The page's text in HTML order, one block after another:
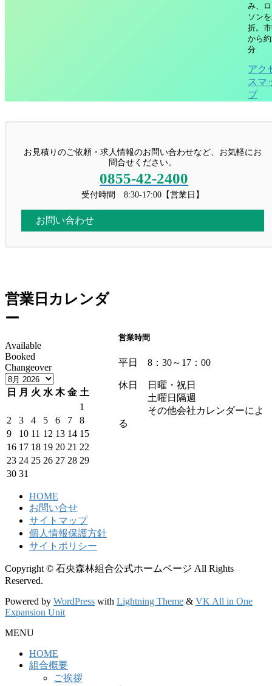
み、
ソン
折。
から
分
アク
スマ
プ
お見積りのご依頼・求人情報のお問い合わせなど、お気軽にお
問合せください。
0855-42-2400
受付時間 8:30-17:00【営業日】
お問い合わせ
営業日カレンダ
ー
Available
Booked
Changeover
日 月 火 水 木 金 土
1
2
3 4 5 6 7
8
9
10 11 12 13 14 15
16 17 18 19 20 21 22
23 24 25 26 27 28 29
30 31
営業時間
平日 8：30～17：00
休日 日曜・祝日
土曜日隔週
その他会社カレンダーによ
る
HOME
お問い合せ
サイトマップ
個人情報保護方針
サイトポリシー
Copyright © 石央森林組合公式ホームページ All Rights
Reserved.
Powered by WordPress with Lightning Theme & VK All in One
Expansion Unit
MENU
HOME
組合概要
ご挨拶